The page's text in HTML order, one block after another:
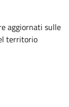
aggiornati sulle
territorio